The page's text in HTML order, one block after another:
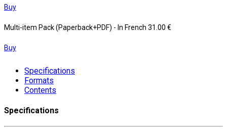
Buy
Multi-item Pack (Paperback+PDF) - In French 31.00 €
Buy
Specifications
Formats
Contents
Specifications